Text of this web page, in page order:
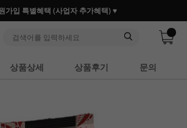
가입 특별혜택 (사업자 추가혜택) ♥
상품상세 상품후기 문의